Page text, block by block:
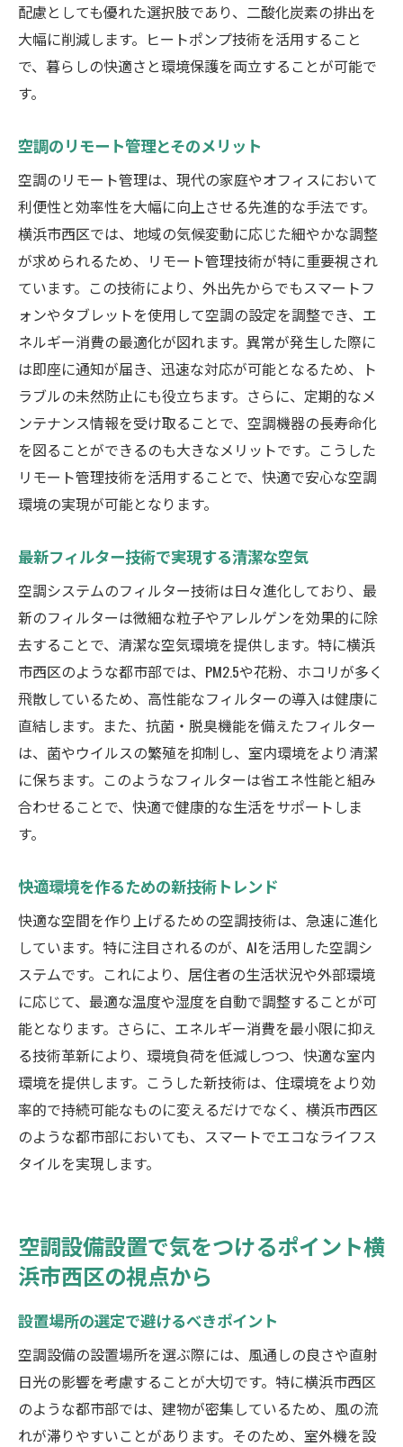
配慮としても優れた選択肢であり、二酸化炭素の排出を
大幅に削減します。ヒートポンプ技術を活用すること
で、暮らしの快適さと環境保護を両立することが可能で
す。
空調のリモート管理とそのメリット
空調のリモート管理は、現代の家庭やオフィスにおいて
利便性と効率性を大幅に向上させる先進的な手法です。
横浜市西区では、地域の気候変動に応じた細やかな調整
が求められるため、リモート管理技術が特に重要視され
ています。この技術により、外出先からでもスマートフ
ォンやタブレットを使用して空調の設定を調整でき、エ
ネルギー消費の最適化が図れます。異常が発生した際に
は即座に通知が届き、迅速な対応が可能となるため、ト
ラブルの未然防止にも役立ちます。さらに、定期的なメ
ンテナンス情報を受け取ることで、空調機器の長寿命化
を図ることができるのも大きなメリットです。こうした
リモート管理技術を活用することで、快適で安心な空調
環境の実現が可能となります。
最新フィルター技術で実現する清潔な空気
空調システムのフィルター技術は日々進化しており、最
新のフィルターは微細な粒子やアレルゲンを効果的に除
去することで、清潔な空気環境を提供します。特に横浜
市西区のような都市部では、PM2.5や花粉、ホコリが多く
飛散しているため、高性能なフィルターの導入は健康に
直結します。また、抗菌・脱臭機能を備えたフィルター
は、菌やウイルスの繁殖を抑制し、室内環境をより清潔
に保ちます。このようなフィルターは省エネ性能と組み
合わせることで、快適で健康的な生活をサポートしま
す。
快適環境を作るための新技術トレンド
快適な空間を作り上げるための空調技術は、急速に進化
しています。特に注目されるのが、AIを活用した空調シ
ステムです。これにより、居住者の生活状況や外部環境
に応じて、最適な温度や湿度を自動で調整することが可
能となります。さらに、エネルギー消費を最小限に抑え
る技術革新により、環境負荷を低減しつつ、快適な室内
環境を提供します。こうした新技術は、住環境をより効
率的で持続可能なものに変えるだけでなく、横浜市西区
のような都市部においても、スマートでエコなライフス
タイルを実現します。
空調設備設置で気をつけるポイント横
浜市西区の視点から
設置場所の選定で避けるべきポイント
空調設備の設置場所を選ぶ際には、風通しの良さや直射
日光の影響を考慮することが大切です。特に横浜市西区
のような都市部では、建物が密集しているため、風の流
れが滞りやすいことがあります。そのため、室外機を設